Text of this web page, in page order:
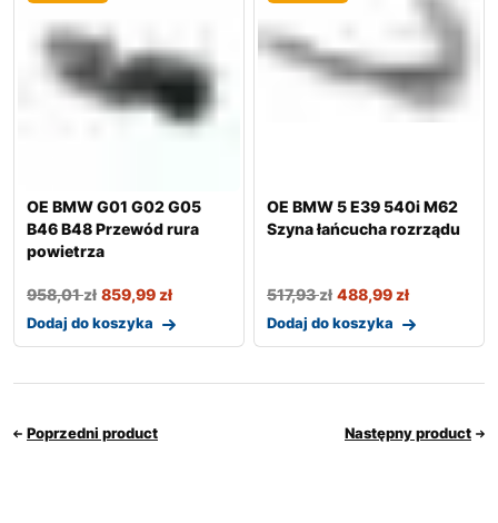
OE BMW G01 G02 G05
B46 B48 Przewód rura
powietrza
958,01zł 859,99zł
Dodaj do koszyka
OE BMW 5 E39 540i M62
Szyna łańcucha rozrządu
517,93zł 488,99zł
Dodaj do koszyka
Poprzedni product Następny product